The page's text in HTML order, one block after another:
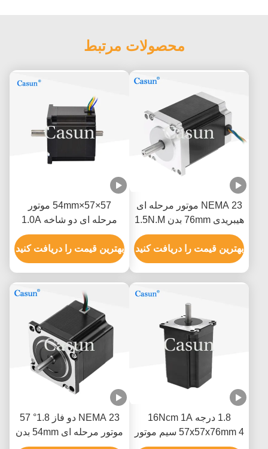
محصولات مرتبط
NEMA 23 موتور مرحله ای
هیبریدی 76mm بدن 1.5N.M
برای ماشین CNC
بهترین قیمت را دریافت کنید
57×57×54mm موتور
مرحله ای دو شاخه 1.0A
0.9N.m NEMA 23 با ابزار
دقیق
بهترین قیمت را دریافت کنید
1.8 درجه 16Ncm 1A
57x57x76mm 4 سیم موتور
گام Nema 23 برای
NEMA 23 دو فاز 1.8° 57
موتور مرحله ای 54mm بدن
2.8A ماشین آلات نساجی